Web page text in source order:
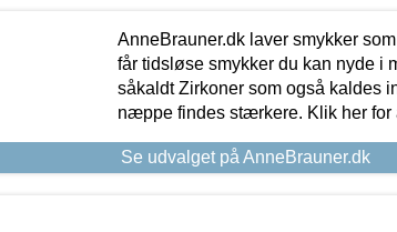
AnneBrauner.dk laver smykker
får tidsløse smykker du kan nyde i
såkaldt Zirkoner som også kaldes
næppe findes stærkere. Klik her for
Se udvalget på AnneBrauner.dk